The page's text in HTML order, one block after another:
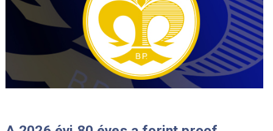
Érmeboltunk szombaton, augusztus
án zárva tart.
2026-08-06